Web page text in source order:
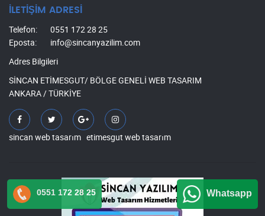
İLETİŞİM ADRESİ
Telefon:
0551 172 28 25
Eposta:
info@sincanyazilim.com
Adres Bilgileri
SİNCAN ETİMESGUT/ BÖLGE GENELİ WEB TASARIM
ANKARA / TÜRKİYE
sincan web tasarım etimesgut web tasarım
0551 172 28 25 Whatsapp